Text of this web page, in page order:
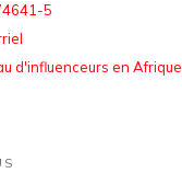
5
d'influenceurs en Afrique